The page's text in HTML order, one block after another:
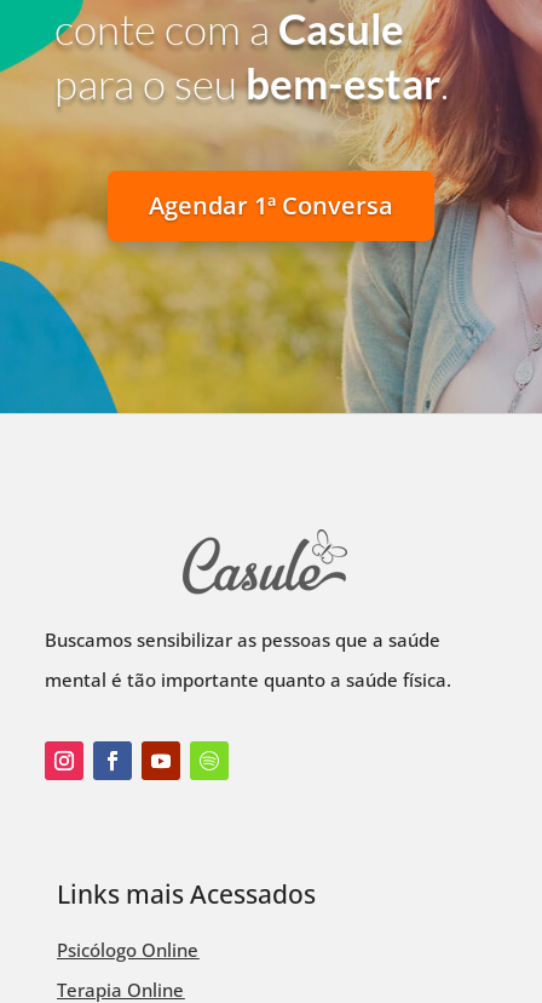
conte com a Casule
para o seubem-estar.
Agendar 1ª Conversa
Buscamos sensibilizar as pessoas que a saúde
mental é tão importante quanto a saúde física.
Links mais Acessados
Psicólogo Online
Terapia Online